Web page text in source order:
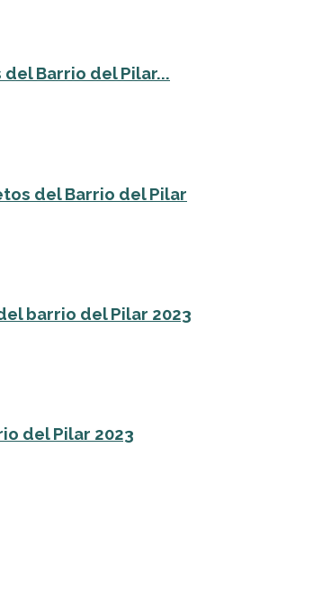
Barrio del Pilar...
del Barrio del Pilar
barrio del Pilar 2023
del Pilar 2023